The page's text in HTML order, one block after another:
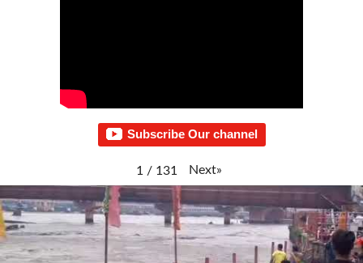
Subscribe Our channel
1 / 131 Next»